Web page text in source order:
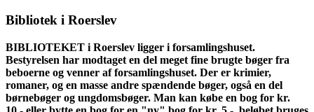
Bibliotek i Roerslev
BIBLIOTEKET i Roerslev ligger i forsamlingshuset.
Bestyrelsen har modtaget en del meget fine brugte bøger fra
beboerne og venner af forsamlingshuset. Der er krimier,
romaner, og en masse andre spændende bøger, også en del
børnebøger og ungdomsbøger. Man kan købe en bog for kr.